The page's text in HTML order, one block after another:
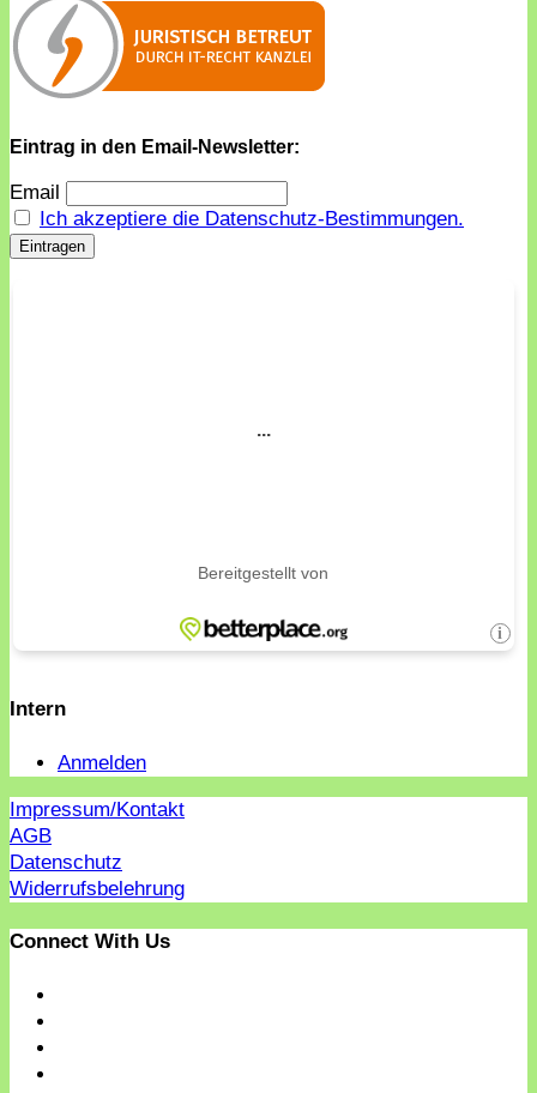
Eintrag in den Email-Newsletter:
Email
Ich akzeptiere die Datenschutz-Bestimmungen.
Intern
Anmelden
Impressum/Kontakt
AGB
Datenschutz
Widerrufsbelehrung
Connect With Us